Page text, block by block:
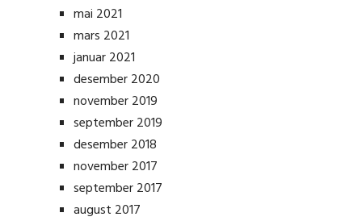
mai 2021
mars 2021
januar 2021
desember 2020
november 2019
september 2019
desember 2018
november 2017
september 2017
august 2017